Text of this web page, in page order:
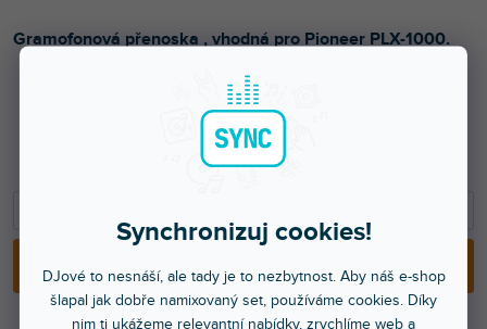
Synchronizuj cookies!
DJové to nesnáší, ale tady je to nezbytnost. Aby náš e-shop
šlapal jak dobře namixovaný set, používáme cookies. Díky
nim ti ukážeme relevantní nabídky, zrychlíme web a
Gramofonová přenoska , vhodná pro Pioneer PLX-1000.